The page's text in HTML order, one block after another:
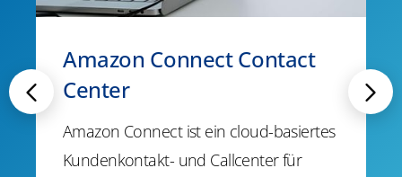
Amazon Connect Contact
Center
Amazon Connect ist ein cloud-basiertes
Kundenkontakt- und Callcenter für